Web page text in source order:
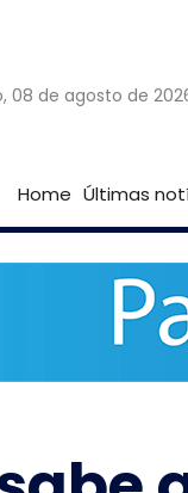
08 de agosto de
Home Últimas